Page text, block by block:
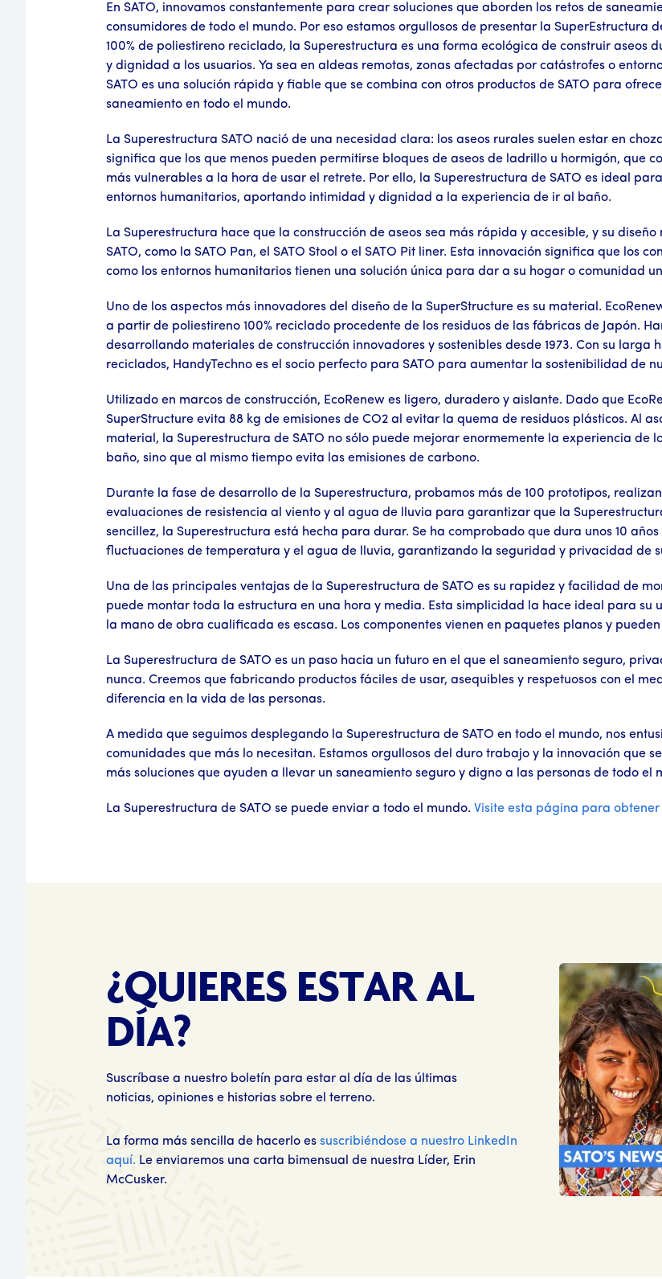
En SATO, innovamos constantemente para crear soluciones que aborden los retos de
consumidores de todo el mundo. Por eso estamos orgullosos de presentar la SuperEstructura
100% de poliestireno reciclado, la Superestructura es una forma ecológica de construir aseos
y dignidad a los usuarios. Ya sea en aldeas remotas, zonas afectadas por catástrofes o
SATO es una solución rápida y fiable que se combina con otros productos de SATO para
saneamiento en todo el mundo.
La Superestructura SATO nació de una necesidad clara: los aseos rurales suelen estar en
significa que los que menos pueden permitirse bloques de aseos de ladrillo u hormigón, que
más vulnerables a la hora de usar el retrete. Por ello, la Superestructura de SATO es ideal
entornos humanitarios, aportando intimidad y dignidad a la experiencia de ir al baño.
La Superestructura hace que la construcción de aseos sea más rápida y accesible, y su
SATO, como la SATO Pan, el SATO Stool o el SATO Pit liner. Esta innovación significa que los
como los entornos humanitarios tienen una solución única para dar a su hogar o comunidad
Uno de los aspectos más innovadores del diseño de la SuperStructure es su material.
a partir de poliestireno 100% reciclado procedente de los residuos de las fábricas de Japón.
desarrollando materiales de construcción innovadores y sostenibles desde 1973. Con su
reciclados, HandyTechno es el socio perfecto para SATO para aumentar la sostenibilidad de
Utilizado en marcos de construcción, EcoRenew es ligero, duradero y aislante. Dado que
SuperStructure evita 88 kg de emisiones de CO2 al evitar la quema de residuos plásticos. Al
material, la Superestructura de SATO no sólo puede mejorar enormemente la experiencia de
baño, sino que al mismo tiempo evita las emisiones de carbono.
Durante la fase de desarrollo de la Superestructura, probamos más de 100 prototipos,
evaluaciones de resistencia al viento y al agua de lluvia para garantizar que la
sencillez, la Superestructura está hecha para durar. Se ha comprobado que dura unos 10
fluctuaciones de temperatura y el agua de lluvia, garantizando la seguridad y privacidad de
Una de las principales ventajas de la Superestructura de SATO es su rapidez y facilidad de
puede montar toda la estructura en una hora y media. Esta simplicidad la hace ideal para su
la mano de obra cualificada es escasa. Los componentes vienen en paquetes planos y
La Superestructura de SATO es un paso hacia un futuro en el que el saneamiento seguro,
nunca. Creemos que fabricando productos fáciles de usar, asequibles y respetuosos con el
diferencia en la vida de las personas.
A medida que seguimos desplegando la Superestructura de SATO en todo el mundo, nos
comunidades que más lo necesitan. Estamos orgullosos del duro trabajo y la innovación que
más soluciones que ayuden a llevar un saneamiento seguro y digno a las personas de todo el
La Superestructura de SATO se puede enviar a todo el mundo. Visite esta página para
¿QUIERES ESTAR AL
DÍA?
Suscríbase a nuestro boletín para estar al día de las últimas
noticias, opiniones e historias sobre el terreno.
La forma más sencilla de hacerlo es suscribiéndose a nuestro LinkedIn
aquí. Le enviaremos una carta bimensual de nuestra Líder, Erin
McCusker.